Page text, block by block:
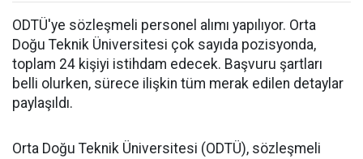
ODTÜ'ye sözleşmeli personel alımı yapılıyor. Orta
Doğu Teknik Üniversitesi çok sayıda pozisyonda,
toplam 24 kişiyi istihdam edecek. Başvuru şartları
belli olurken, sürece ilişkin tüm merak edilen detaylar
paylaşıldı.
Orta Doğu Teknik Üniversitesi (ODTÜ), sözleşmeli